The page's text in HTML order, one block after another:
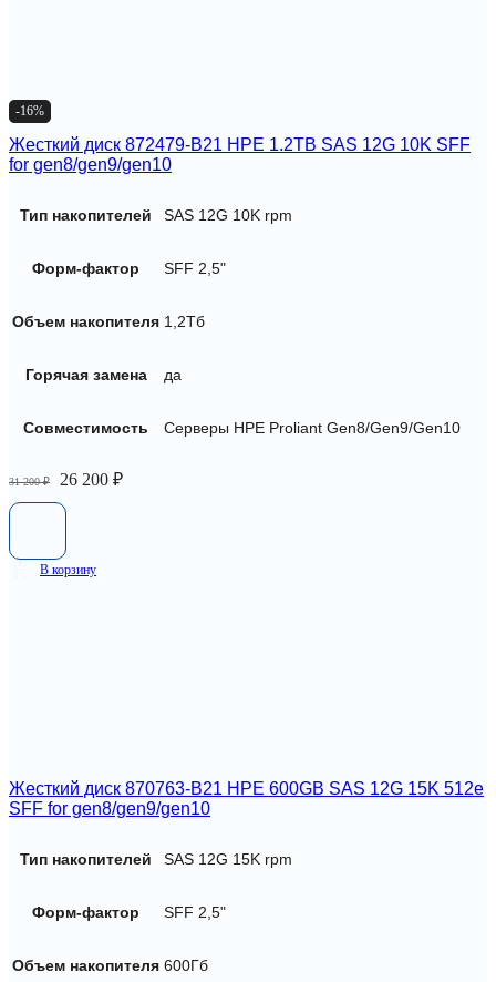
-16%
Жесткий диск 872479-B21 HPE 1.2TB SAS 12G 10K SFF
for gen8/gen9/gen10
Тип накопителей SAS 12G 10K rpm
Форм-фактор SFF 2,5"
Объем накопителя 1,2Тб
Горячая замена да
Совместимость Серверы HPE Proliant Gen8/Gen9/Gen10
31 200₽
Первоначальная
цена
31
26 200 ₽Текущая
В корзину
Жесткий диск 870763-B21 HPE 600GB SAS 12G 15K 512e
SFF for gen8/gen9/gen10
Тип накопителей SAS 12G 15K rpm
Форм-фактор SFF 2,5"
Объем накопителя 600Гб